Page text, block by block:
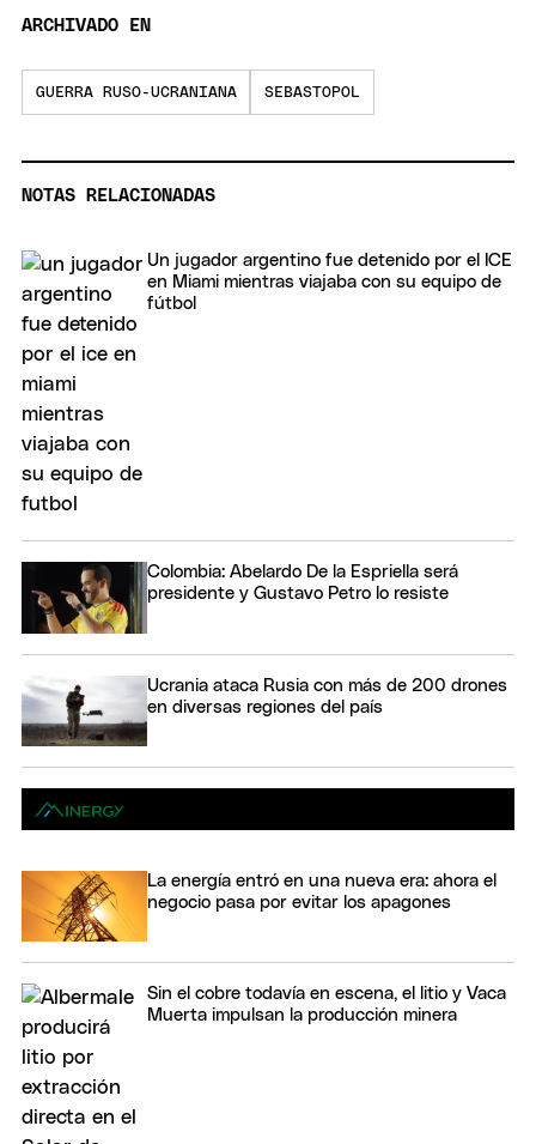
ARCHIVADO EN
GUERRA RUSO-UCRANIANA SEBASTOPOL
NOTAS RELACIONADAS
Un jugador argentino fue detenido por el ICE
en Miami mientras viajaba con su equipo de
fútbol
Colombia: Abelardo De la Espriella será
presidente y Gustavo Petro lo resiste
Ucrania ataca Rusia con más de 200 drones
en diversas regiones del país
La energía entró en una nueva era: ahora el
negocio pasa por evitar los apagones
Sin el cobre todavía en escena, el litio y Vaca
Muerta impulsan la producción minera